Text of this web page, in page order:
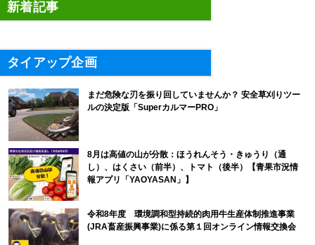
新着記事
タイアップ企画
まだ危険な刃を振り回していませんか？ 安全草刈りツー
ルの決定版「SuperカルマーPRO」
8月は高値の山が分散：ほうれんそう・きゅうり（通
し）、はくさい（前半）、トマト（後半）【青果市況情
報アプリ「YAOYASAN」】
令和8年度 環境調和型持続的肉用牛生産体制推進事業
(JRA畜産振興事業)に係る第１回オンライン情報交換会